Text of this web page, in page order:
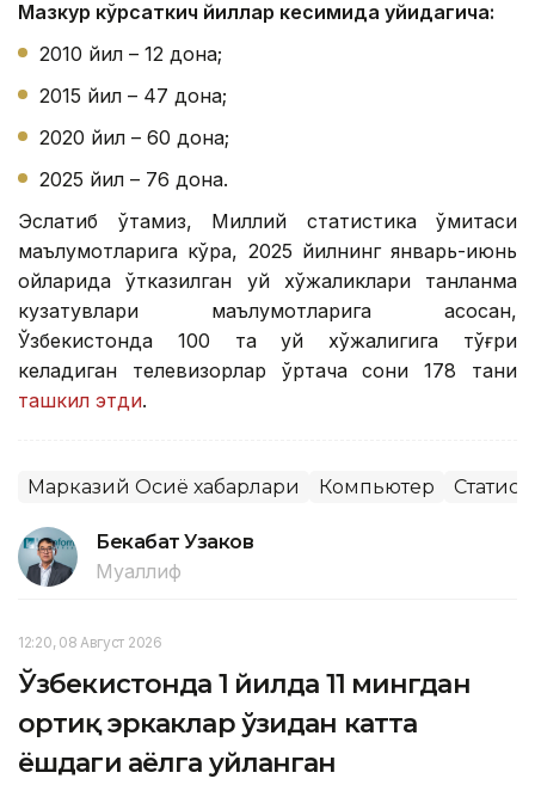
Мазкур кўрсаткич йиллар кесимида қуйидагича:
2010 йил – 12 дона;
2015 йил – 47 дона;
2020 йил – 60 дона;
2025 йил – 76 дона.
Эслатиб ўтамиз, Миллий статистика қўмитаси
маълумотларига кўра, 2025 йилнинг январь-июнь
ойларида ўтказилган уй хўжаликлари танланма
кузатувлари маълумотларига асосан,
Ўзбекистонда 100 та уй хўжалигига тўғри
келадиган телевизорлар ўртача сони 178 тани
ташкил этди.
Марказий Осиё хабарлари Компьютер
Бекабат Узаков
Муаллиф
12:20, 08 Август 2026
Ўзбекистонда 1 йилда 11 мингдан
ортиқ эркаклар ўзидан катта
ёшдаги аёлга уйланган